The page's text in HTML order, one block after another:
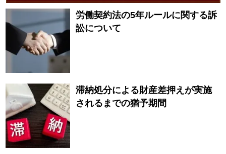
労働契約法の5年ルールに関する訴
訟について
滞納処分による財産差押えが実施
されるまでの猶予期間